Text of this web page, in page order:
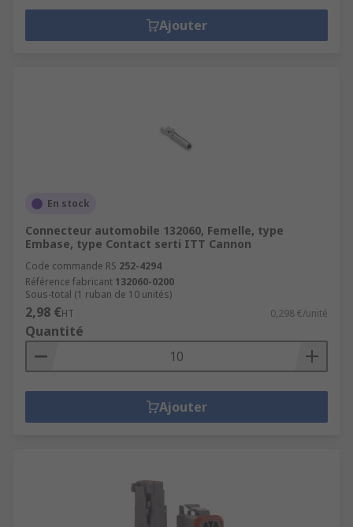
Ajouter
En stock
Connecteur automobile 132060, Femelle, type
Embase, type Contact serti ITT Cannon
Code commande RS 252-4294
Référence fabricant 132060-0200
Sous-total (1 ruban de 10 unités)
2,98 €HT 0,298 €/unité
Quantité
Ajouter